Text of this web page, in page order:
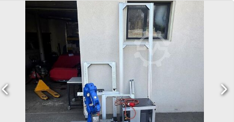
funcionamiento: aprox. 6.458 h Horas del husillo: aprox.
Corriente a plena carga: 22,74 A Capacidad de
fabricante: 7,5 kW EQUIPAMIENTO Documentación
dimensional Torreta de herramientas con indexación
fiabilidad Bajo mantenimiento Documentación técnica